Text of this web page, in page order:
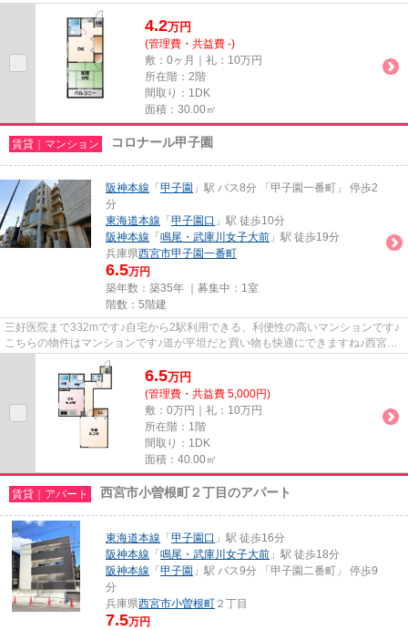
のアパートです。どういった設...
4.2万円
(管理費・共益費 -)
敷：0ヶ月｜礼：10万円
所在階：2階
間取り：1DK
面積：30.00㎡
賃貸｜マンション コロナール甲子園
阪神本線 「 甲子園 」駅 バス8分 「甲子園一番町」 停歩2
分
東海道本線 「 甲子園口 」駅 徒歩10分
阪神本線 「 鳴尾・武庫川女子大前 」駅 徒歩19分
兵庫県西宮市甲子園一番町
6.5万円
築年数：築35年 ｜募集中： 1室
階数：5階建
三好医院まで332mです♪自宅から2駅利用できる、利便性の高いマンションです♪
こちらの物件はマンションです♪道が平坦だと買い物も快適にできますね♪西宮市
エリアと阪神本線甲子園付近で...
6.5万円
(管理費・共益費 5,000円)
敷：0万円｜礼：10万円
所在階：1階
間取り：1DK
面積：40.00㎡
賃貸｜アパート 西宮市小曽根町２丁目のアパート
東海道本線 「 甲子園口 」駅 徒歩16分
阪神本線 「 鳴尾・武庫川女子大前 」駅 徒歩18分
阪神本線 「 甲子園 」駅 バス9分 「甲子園二番町」 停歩9
分
兵庫県西宮市小曽根町 ２丁目
7.5万円